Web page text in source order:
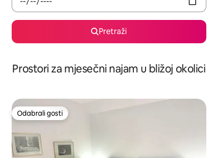
Pretraži
Prostori za mjesečni najam u bližoj okolici
Odabrali gosti
Odabrali gosti